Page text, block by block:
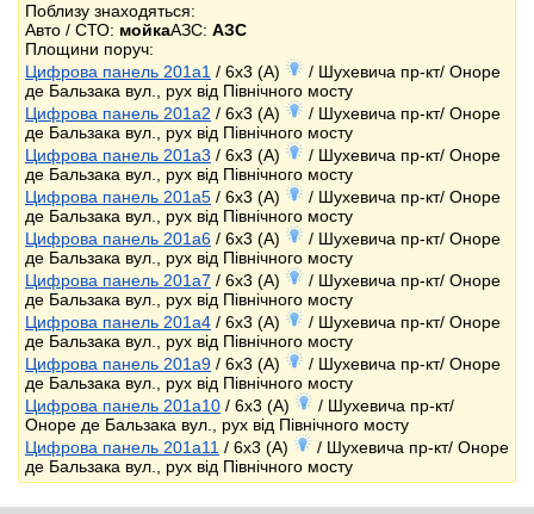
Поблизу знаходяться:
Авто / СТО: мойкаАЗС: АЗС
Площини поруч:
Цифрова панель 201a1 / 6x3 (A)
/ Шухевича пр-кт/ Оноре
де Бальзака вул., рух від Північного мосту
Цифрова панель 201a2 / 6x3 (A)
/ Шухевича пр-кт/ Оноре
де Бальзака вул., рух від Північного мосту
Цифрова панель 201a3 / 6x3 (A)
/ Шухевича пр-кт/ Оноре
де Бальзака вул., рух від Північного мосту
Цифрова панель 201a5 / 6x3 (A)
/ Шухевича пр-кт/ Оноре
де Бальзака вул., рух від Північного мосту
Цифрова панель 201a6 / 6x3 (A)
/ Шухевича пр-кт/ Оноре
де Бальзака вул., рух від Північного мосту
Цифрова панель 201a7 / 6x3 (A)
/ Шухевича пр-кт/ Оноре
де Бальзака вул., рух від Північного мосту
Цифрова панель 201a4 / 6x3 (A)
/ Шухевича пр-кт/ Оноре
де Бальзака вул., рух від Північного мосту
Цифрова панель 201a9 / 6x3 (A)
/ Шухевича пр-кт/ Оноре
де Бальзака вул., рух від Північного мосту
Цифрова панель 201a10 / 6x3 (A)
/ Шухевича пр-кт/
Оноре де Бальзака вул., рух від Північного мосту
Цифрова панель 201a11 / 6x3 (A)
/ Шухевича пр-кт/ Оноре
де Бальзака вул., рух від Північного мосту